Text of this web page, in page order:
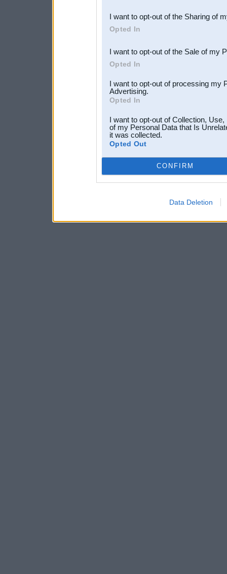
Downstream Participants
third parties.
I want to opt-out of the Sharing of
Opted In
I want to opt-out of the Sale of my
Opted In
I want to opt-out of processing my
Advertising.
Opted In
I want to opt-out of Collection,
of my Personal Data that Is
it was collected.
Opted Out
CONFIRM
Data Deletion